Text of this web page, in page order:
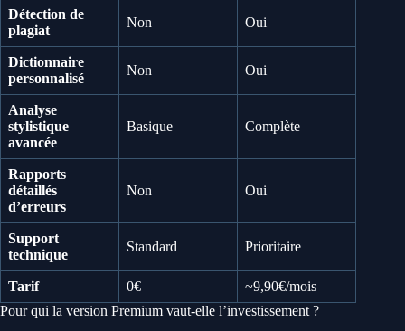
Détection de
plagiat
Non Oui
Dictionnaire
personnalisé
Non Oui
Analyse
stylistique
avancée
Basique Complète
Rapports
détaillés
d’erreurs
Non Oui
Support
technique
Standard Prioritaire
Tarif 0€
~9,90€/mois
Pour qui la version Premium vaut-elle l’investissement ?